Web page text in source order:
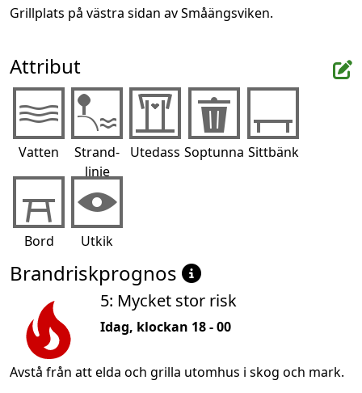
Grillplats på västra sidan av Småängsviken.
Attribut
Vatten
Strand-
linje
Utedass Soptunna Sittbänk
Bord Utkik
Brandriskprognos
5: Mycket stor risk
Idag, klockan 18 - 00
Avstå från att elda och grilla utomhus i skog och mark.